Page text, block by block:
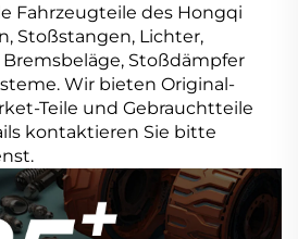
Fahrzeugteile des Hongqi
Stoßstangen, Lichter,
Stoßdämpfer
Wir bieten Original-
Teile und Gebrauchtteile
kontaktieren Sie bitte